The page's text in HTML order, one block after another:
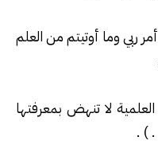
ربي وما أوتيتم من العلم
لا تنهض بمعرفتها
. .